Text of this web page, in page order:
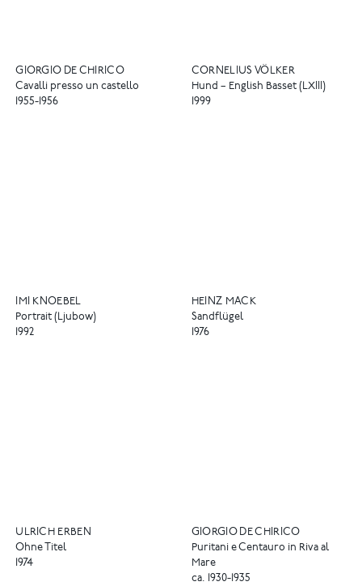
GIORGIO DE CHIRICO
Cavalli presso un castello
1955-1956
CORNELIUS VÖLKER
Hund – English Basset (LXIII)
1999
IMI KNOEBEL
Portrait (Ljubow)
1992
HEINZ MACK
Sandflügel
1976
ULRICH ERBEN
Ohne Titel
1974
GIORGIO DE CHIRICO
Puritani e Centauro in Riva al
Mare
ca. 1930-1935